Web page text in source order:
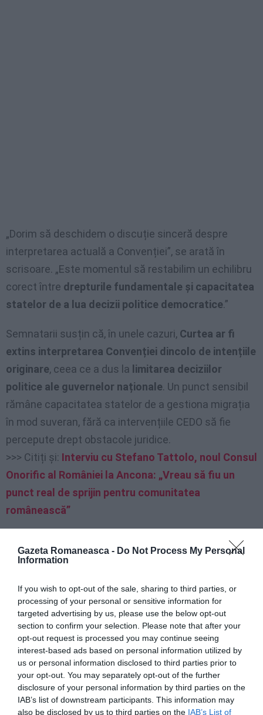
Gazeta Romaneasca - Do Not Process My Personal
Information
If you wish to opt-out of the sale, sharing to third parties, or
processing of your personal or sensitive information for
targeted advertising by us, please use the below opt-out
section to confirm your selection. Please note that after your
opt-out request is processed you may continue seeing
interest-based ads based on personal information utilized by
us or personal information disclosed to third parties prior to
your opt-out. You may separately opt-out of the further
disclosure of your personal information by third parties on the
IAB’s list of downstream participants. This information may
also be disclosed by us to third parties on the IAB’s List of
„Dorim să deschidem o discuție sinceră despre
interpretarea actuală a Convenției”, se arată în
scrisoare. „Este momentul să restabilim un echilibru
corect între drepturile fundamentale și capacitatea
statelor de a lua decizii politice democratice.”
Semnatarii susțin că, în unele cazuri, Curtea ar fi
extins interpretarea Convenției dincolo de intențiile
originare, ceea ce a dus la limitarea deciziilor
politice ale guvernelor naționale. Un punct sensibil
rămâne capacitatea statelor de a gestiona migrația
în mod suveran, fără ca intervențiile CEDO să fie
percepute drept obstacole juridice.
>>> Citiți și: Interviu cu Stefano Tattolo, noul Consul
Onorific al României la Ancona: „Vreau să fiu un
punct real de sprijin pentru comunitatea
românească”
Proiectul centrelor de detenție din
Albania, blocat
Italia, sub conducerea guvernului de dreapta condus
de Meloni, a încercat să implementeze o soluție
radicală:deportarea migranților în centre special
amenajate în Albania. Însă această inițiativă s-a lovit
denumeroase obstacole legale, iar mai mulți
judecători italieni au refuzat să valideze reținerea
migranților pe teritoriul albanez.